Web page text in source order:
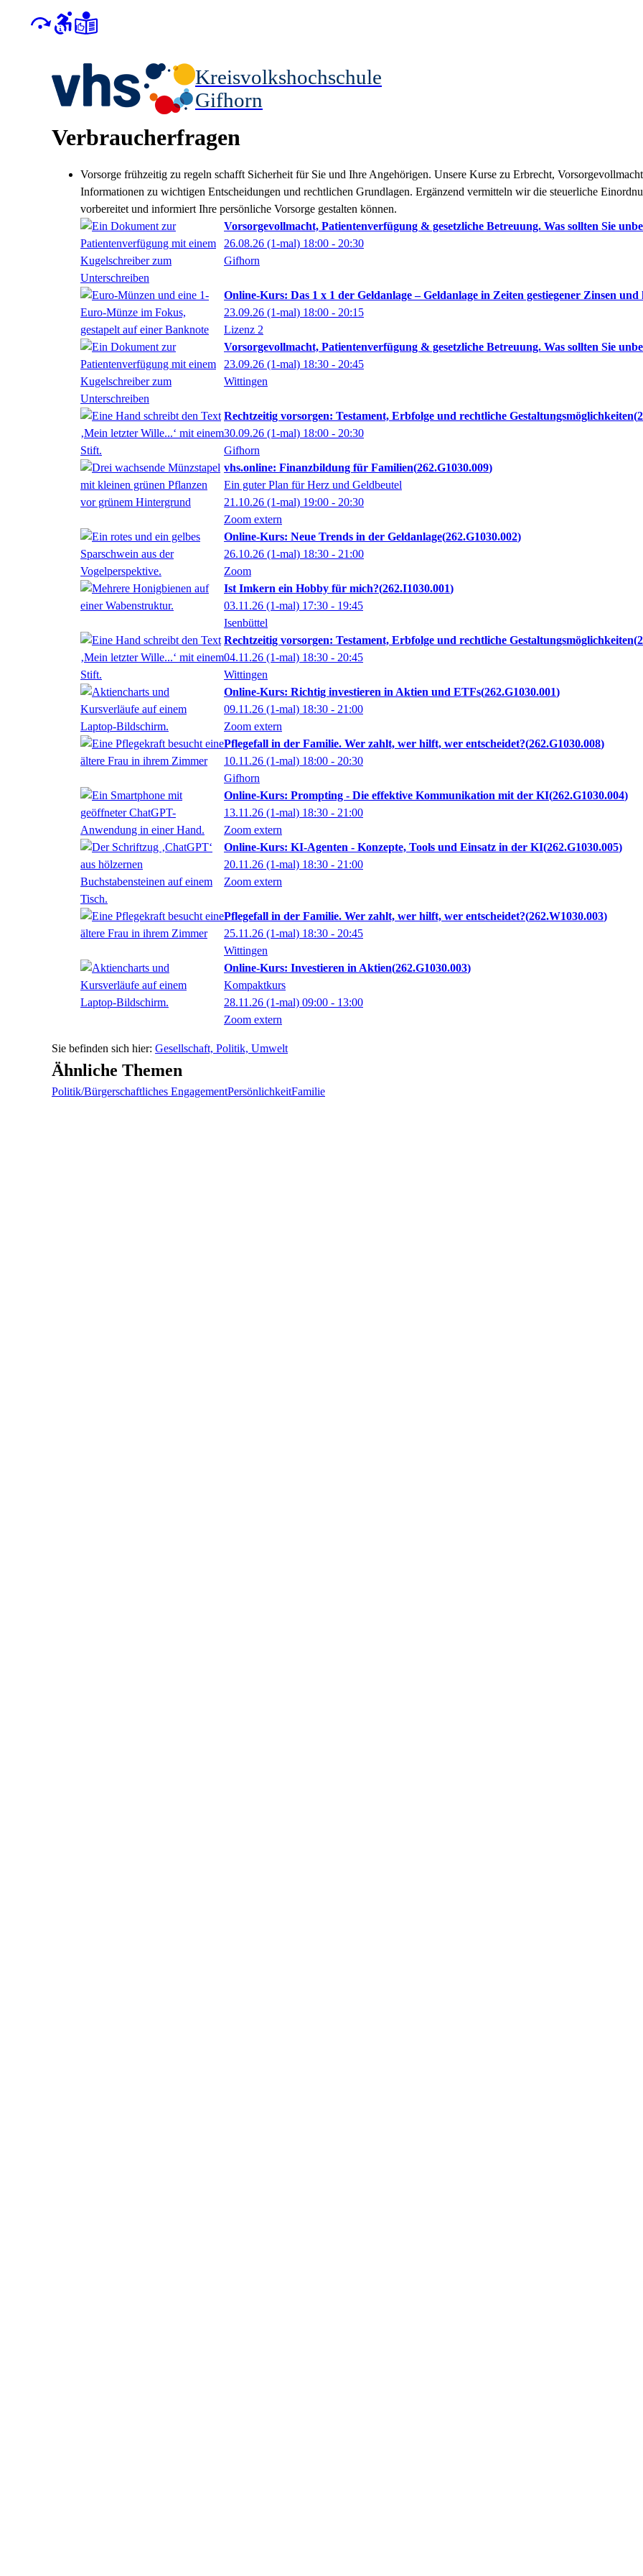
Kreisvolkshochschule
Gifhorn
Verbraucherfragen
Vorsorge frühzeitig zu regeln schafft Sicherheit für Sie und Ihre Angehörigen. Unsere Kurse zu Erbrecht,
Informationen zu wichtigen Entscheidungen und rechtlichen Grundlagen. Ergänzend vermitteln wir die steuerliche
vorbereitet und informiert Ihre persönliche Vorsorge gestalten können.
Vorsorgevollmacht, Patientenverfügung & gesetzliche Betreuung. Was sollten Sie
26.08.26 (1-mal) 18:00 - 20:30
Gifhorn
Online-Kurs: Das 1 x 1 der Geldanlage – Geldanlage in Zeiten gestiegener Zinsen
23.09.26 (1-mal) 18:00 - 20:15
Lizenz 2
Vorsorgevollmacht, Patientenverfügung & gesetzliche Betreuung. Was sollten Sie
23.09.26 (1-mal) 18:30 - 20:45
Wittingen
Rechtzeitig vorsorgen: Testament, Erbfolge und rechtliche Gestaltungsmöglichkeiten
30.09.26 (1-mal) 18:00 - 20:30
Gifhorn
vhs.online: Finanzbildung für Familien 262.G1030.009
Ein guter Plan für Herz und Geldbeutel
21.10.26 (1-mal) 19:00 - 20:30
Zoom extern
Online-Kurs: Neue Trends in der Geldanlage 262.G1030.002
26.10.26 (1-mal) 18:30 - 21:00
Zoom
Ist Imkern ein Hobby für mich? 262.I1030.001
03.11.26 (1-mal) 17:30 - 19:45
Isenbüttel
Rechtzeitig vorsorgen: Testament, Erbfolge und rechtliche Gestaltungsmöglichkeiten
04.11.26 (1-mal) 18:30 - 20:45
Wittingen
Online-Kurs: Richtig investieren in Aktien und ETFs 262.G1030.001
09.11.26 (1-mal) 18:30 - 21:00
Zoom extern
Pflegefall in der Familie. Wer zahlt, wer hilft, wer entscheidet? 262.G1030.008
10.11.26 (1-mal) 18:00 - 20:30
Gifhorn
Online-Kurs: Prompting - Die effektive Kommunikation mit der KI 262.G1030.004
13.11.26 (1-mal) 18:30 - 21:00
Zoom extern
Online-Kurs: KI-Agenten - Konzepte, Tools und Einsatz in der KI 262.G1030.005
20.11.26 (1-mal) 18:30 - 21:00
Zoom extern
Pflegefall in der Familie. Wer zahlt, wer hilft, wer entscheidet? 262.W1030.003
25.11.26 (1-mal) 18:30 - 20:45
Wittingen
Online-Kurs: Investieren in Aktien 262.G1030.003
Kompaktkurs
28.11.26 (1-mal) 09:00 - 13:00
Zoom extern
Gesellschaft, Politik, Umwelt
Ähnliche Themen
Politik/Bürgerschaftliches EngagementPersönlichkeitFamilie